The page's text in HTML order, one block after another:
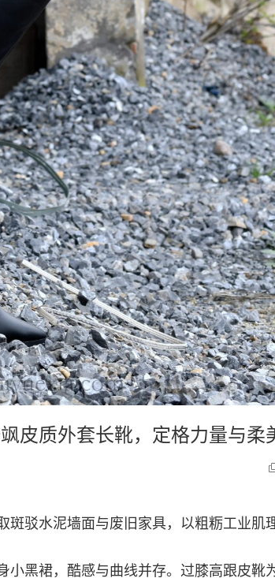
皮质外套长靴，定格力量与柔
斑驳水泥墙面与废旧家具，以粗粝工业肌
小黑裙，酷感与曲线并存。过膝高跟皮靴